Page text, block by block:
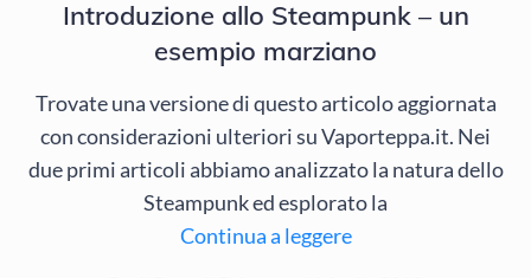
Introduzione allo Steampunk – un
esempio marziano
Trovate una versione di questo articolo aggiornata
con considerazioni ulteriori su Vaporteppa.it. Nei
due primi articoli abbiamo analizzato la natura dello
Steampunk ed esplorato la
Continua a leggere